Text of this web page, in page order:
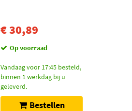
€ 30,89
Op voorraad
Vandaag voor 17:45 besteld,
binnen 1 werkdag bij u
geleverd.
Bestellen